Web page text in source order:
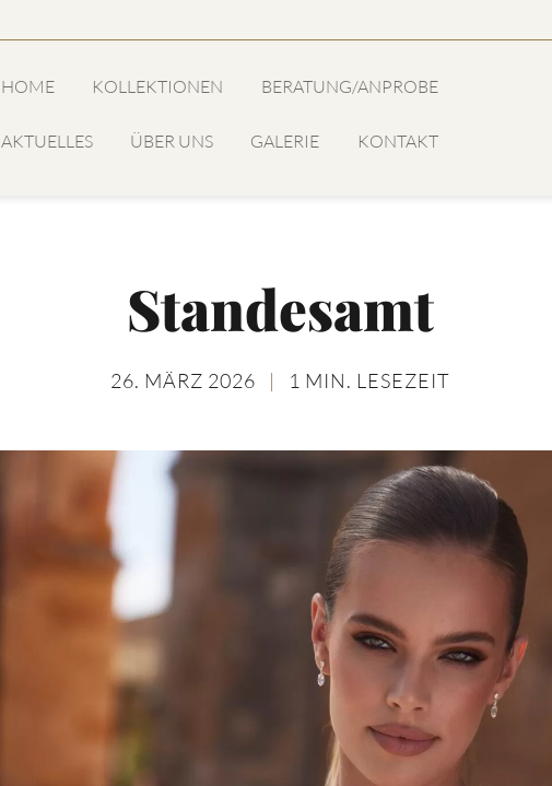
HOME KOLLEKTIONEN BERATUNG/ANPROBE
AKTUELLES ÜBER UNS GALERIE KONTAKT
Standesamt
26. MÄRZ 2026 | 1 MIN. LESEZEIT